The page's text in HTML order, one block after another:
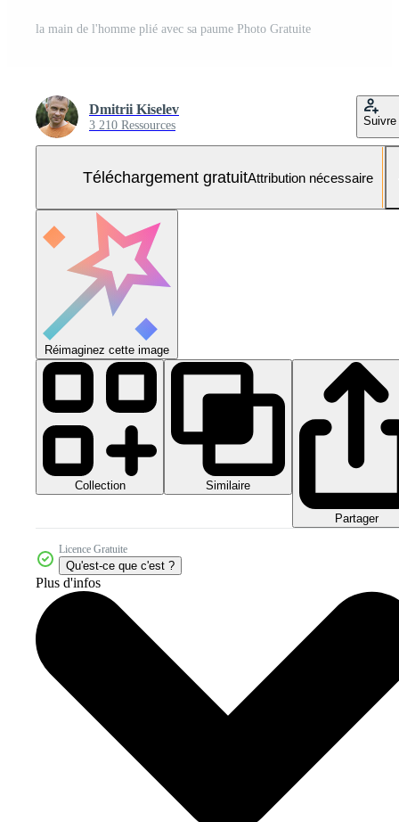
la main de l'homme plié avec sa paume Photo Gratuite
Dmitrii Kiselev
3 210 Ressources Suivre
Téléchargement gratuitAttribution nécessaire
Réimaginez cette image
Collection Similaire
Partager
Licence Gratuite
Qu'est-ce que c'est ?
Plus d'infos